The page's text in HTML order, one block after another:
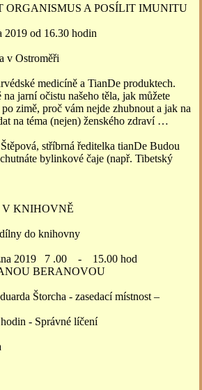
ORGANISMUS A POSÍLIT IMUNITU
od 16.30 hodin
v Ostroměři
medicíně a TianDe produktech.
jarní očistu našeho těla, jak můžete
zimě, proč vám nejde zhubnout a jak na
na téma (nejen) ženského zdraví …
stříbrná ředitelka tianDe Budou
bylinkové čaje (např. Tibetský
V KNIHOVNĚ
do knihovny
2019 7 .00 - 15.00 hod
BERANOVOU
Štorcha - zasedací místnost –
- Správné líčení